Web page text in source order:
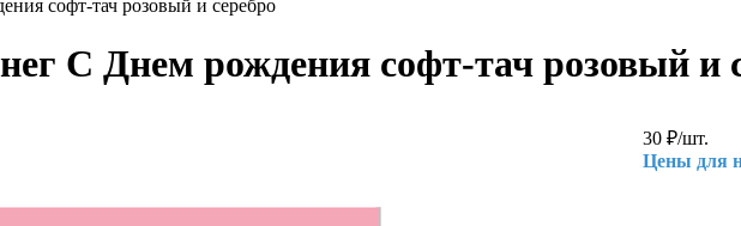
софт-тач розовый и серебро
С Днем рождения софт-тач розовый и
30₽/шт.
Цены для